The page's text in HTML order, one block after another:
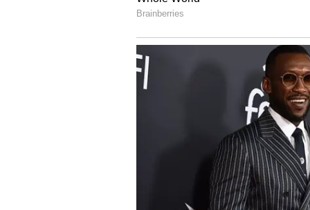
ಸುಖಾಂತ್ಯವಾಗುತ್ತದೆ ಎಂದುಕೊಳ್ಳಲಾಗಿತ್ತು.